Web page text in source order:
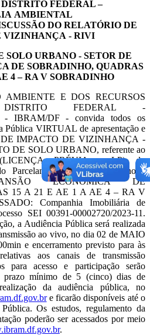
FEDERAL –
AMBIENTAL
DO RELATÓRIO DE
VIZINHANÇA - RIVI
SOLO URBANO - SETOR DE
DE SOBRADINHO, QUADRAS
4 – RA V SOBRADINHO
E DOS RECURSOS
FEDERAL -
- IBRAM/DF - convida todos
os
Pública VIRTUAL de apresentação e
DE IMPACTO DE VIZINHANÇA -
DE SOLO URBANO, referente ao
(LICENÇA PRÉVIA - LP) do
Parcelamento de Solo Urbano -
ECONÔMICA DE
15 A 21 E AE 1 A AE 4 – RA V
Companhia Imobiliária de
SEI 00391-00002720/2023-11.
a Audiência Públicaserá realizada
ao vivo, no dia 02 de MAIO
e encerramento previsto para às
aos canais de transmissão
para acesso e participação serão
prazo mínimo de 5 (cinco) dias de
da audiência pública, no
eficarão disponíveis até o
Pública. Os estudos,regulamento da
poderão ser acessados por meio
.